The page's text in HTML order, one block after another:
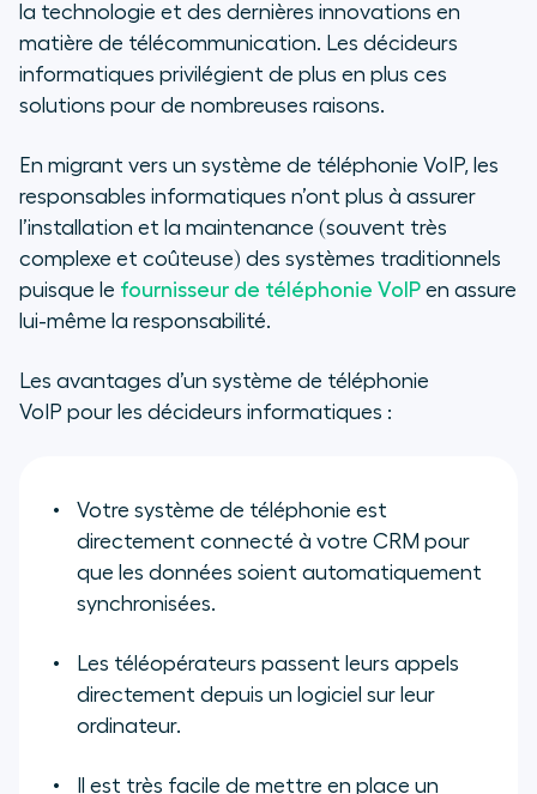
la technologie et des dernières innovations en
matière de télécommunication. Les décideurs
informatiques privilégient de plus en plus ces
solutions pour de nombreuses raisons.
En migrant vers un système de téléphonie VoIP, les
responsables informatiques n’ont plus à assurer
l’installation et la maintenance (souvent très
complexe et coûteuse) des systèmes traditionnels
puisque le fournisseur de téléphonie VoIP en assure
lui-même la responsabilité.
Les avantages d’un système de téléphonie
VoIP pour les décideurs informatiques :
Votre système de téléphonie est
directement connecté à votre CRM pour
que les données soient automatiquement
synchronisées.
Les téléopérateurs passent leurs appels
directement depuis un logiciel sur leur
ordinateur.
Il est très facile de mettre en place un